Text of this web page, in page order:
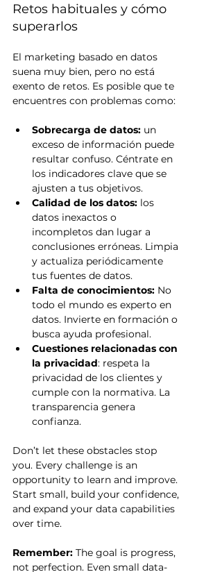
Retos habituales y cómo
superarlos
El marketing basado en datos
suena muy bien, pero no está
exento de retos. Es posible que te
encuentres con problemas como:
Sobrecarga de datos: un
exceso de información puede
resultar confuso. Céntrate en
los indicadores clave que se
ajusten a tus objetivos.
Calidad de los datos: los
datos inexactos o
incompletos dan lugar a
conclusiones erróneas. Limpia
y actualiza periódicamente
tus fuentes de datos.
Falta de conocimientos: No
todo el mundo es experto en
datos. Invierte en formación o
busca ayuda profesional.
Cuestiones relacionadas con
la privacidad: respeta la
privacidad de los clientes y
cumple con la normativa. La
transparencia genera
confianza.
Don’t let these obstacles stop
you. Every challenge is an
opportunity to learn and improve.
Start small, build your confidence,
and expand your data capabilities
over time.
Remember: The goal is progress,
not perfection. Even small data-